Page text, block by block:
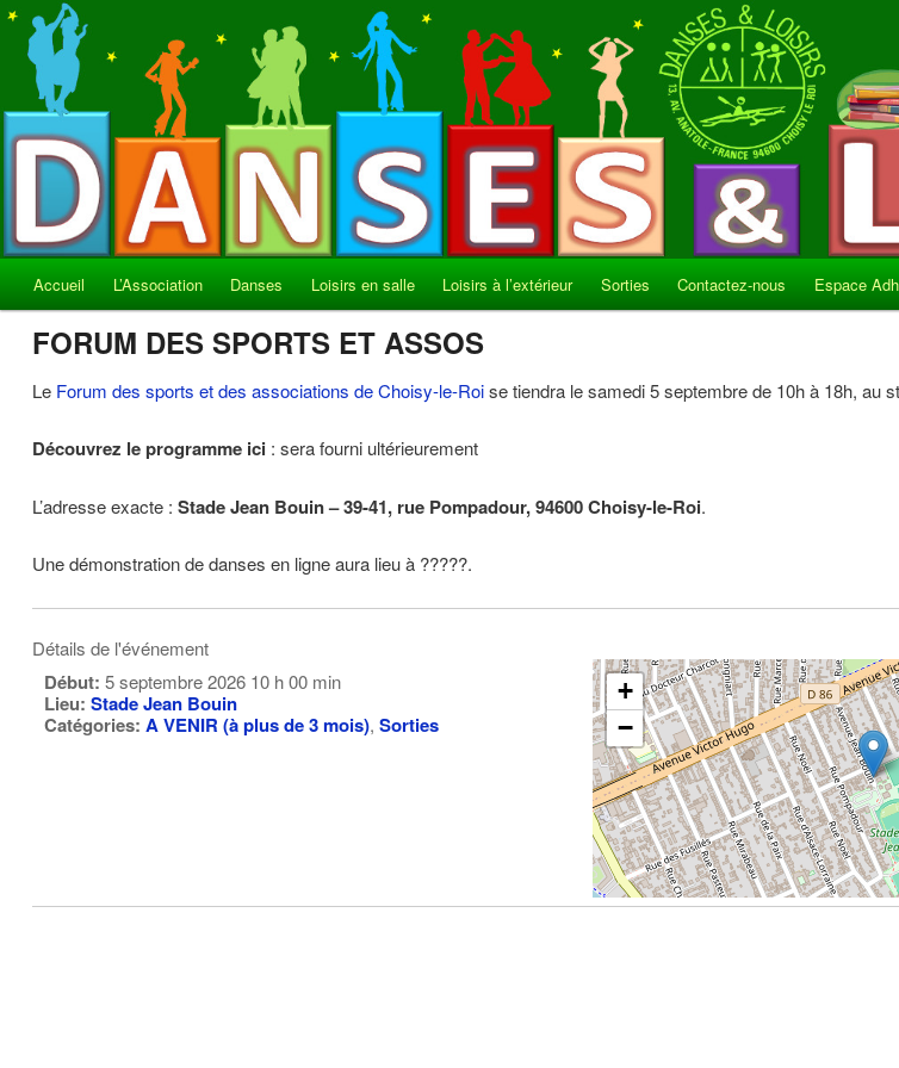
Aller
contenu
principal
Danses et Loisirs
Accueil L’Association Danses Loisirs en salle Loisirs à l’extérieur Sorties Contactez-nous Espace
FORUM DES SPORTS ET ASSOS
Le Forum des sports et des associations de Choisy-le-Roise tiendra le samedi 5 septembre de 10h à 18h, au
Découvrez le programme ici: sera fourni ultérieurement
L’adresse exacte : Stade Jean Bouin – 39-41, rue Pompadour, 94600 Choisy-le-Roi.
Une démonstration de danses en ligne aura lieu à ?????.
Détails de l'événement
Début: 5 septembre 2026 10 h 00 min
Lieu: Stade Jean Bouin
Catégories: A VENIR (à plus de 3 mois), Sorties
+
−